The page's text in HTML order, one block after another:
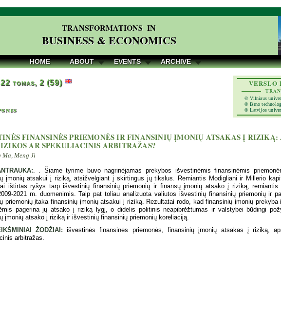
TRANSFORMATIONS IN
BUSINESS & ECONOMICS
HOME ABOUT EVENTS ARCHIVE
VERSLO
© Vilniaus
© Brno
© Latvijos
tomas, 2 (59)
FINANSINĖS PRIEMONĖS IR FINANSINIŲ ĮMONIŲ ATSAKAS Į RIZIKĄ:
AR SPEKULIACINIS ARBITRAŽAS?
Ma, Meng Ji
. . Šiame tyrime buvo nagrinėjamas prekybos išvestinėmis finansinėmis
įmonių atsakui į riziką, atsižvelgiant į skirtingus jų tikslus. Remiantis Modigliani ir Millerio
ištirtas ryšys tarp išvestinių finansinių priemonių ir finansų įmonių atsako į riziką, remiantis
2021 m. duomenimis. Taip pat toliau analizuota valiutos išvestinių finansinių priemonių ir
priemonių įtaka finansinių įmonių atsakui į riziką. Rezultatai rodo, kad finansinių įmonių prekyba
pagerina jų atsako į riziką lygį, o didelis politinis neapibrėžtumas ir valstybei būdingi
įmonių atsako į riziką ir išvestinių finansinių priemonių koreliaciją.
ŽODŽIAI: išvestinės finansinės priemonės, finansinių įmonių atsakas į riziką,
arbitražas.